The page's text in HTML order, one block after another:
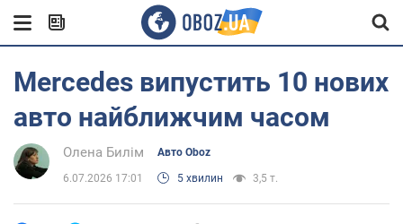
Mercedes випустить 10 нових
авто найближчим часом
Олена Билім Авто Oboz
6.07.2026 17:01 5 хвилин 3,5 т.